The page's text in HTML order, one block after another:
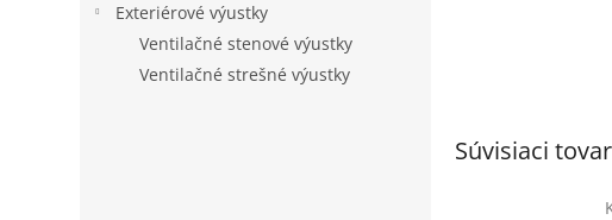
Exteriérové výustky
Ventilačné stenové výustky
Ventilačné strešné výustky
Súvisiaci tovar